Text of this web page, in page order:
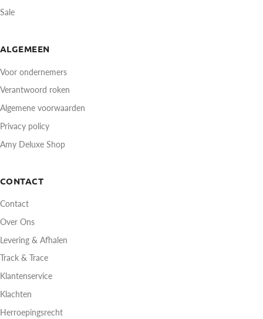
Sale
ALGEMEEN
Voor ondernemers
Verantwoord roken
Algemene voorwaarden
Privacy policy
Amy Deluxe Shop
CONTACT
Contact
Over Ons
Levering & Afhalen
Track & Trace
Klantenservice
Klachten
Herroepingsrecht